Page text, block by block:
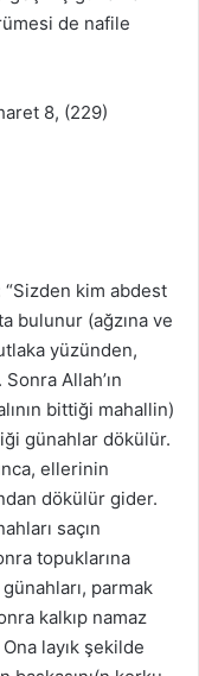
de nafile
8, (229)
kim abdest
bulunur (ağzına ve
yüzünden,
Allah’ın
bittiği mahallin)
günahlar dökülür.
ellerinin
dökülür gider.
saçın
topuklarına
günahları, parmak
kalkıp namaz
layık şekilde